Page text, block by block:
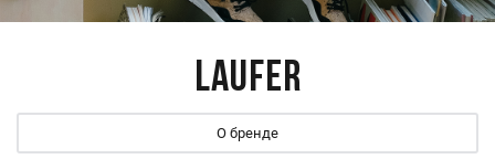
Laufer
О бренде